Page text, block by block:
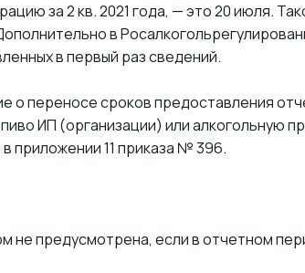
за 2 кв. 2021 года, — это 20 июля.
в
в первый раз сведений.
о переносе сроков предоставления
ИП (организации) или алкогольную
приложении 11 приказа № 396.
не предусмотрена, если в отчетном